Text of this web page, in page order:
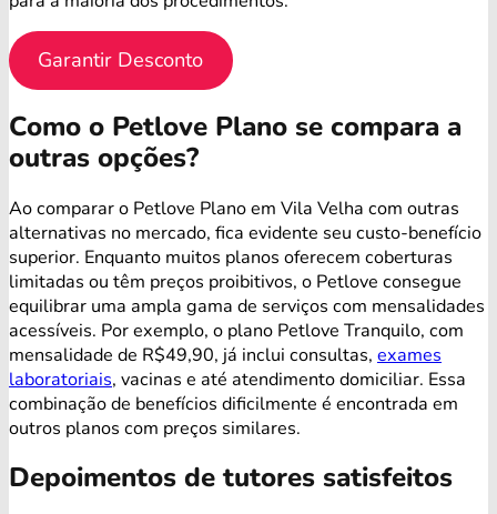
Garantir Desconto
Como o Petlove Plano se compara a
outras opções?
Ao comparar o Petlove Plano em Vila Velha com outras
alternativas no mercado, fica evidente seu custo-benefício
superior. Enquanto muitos planos oferecem coberturas
limitadas ou têm preços proibitivos, o Petlove consegue
equilibrar uma ampla gama de serviços com mensalidades
acessíveis. Por exemplo, o plano Petlove Tranquilo, com
mensalidade de R$49,90, já inclui consultas, exames
laboratoriais, vacinas e até atendimento domiciliar. Essa
combinação de benefícios dificilmente é encontrada em
outros planos com preços similares.
Depoimentos de tutores satisfeitos